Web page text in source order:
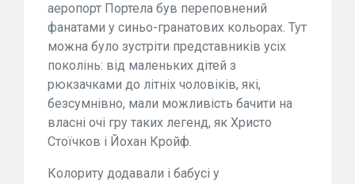
аеропорт Портела був переповнений
фанатами у синьо-гранатових кольорах. Тут
можна було зустріти представників усіх
поколінь: від маленьких дітей з
рюкзачками до літніх чоловіків, які,
безсумнівно, мали можливість бачити на
власні очі гру таких легенд, як Христо
Стоїчков і Йохан Кройф.
Колориту додавали і бабусі у